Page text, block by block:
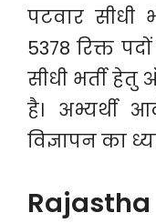
पटवार सीधी
5378 रिक्त
सीधी भर्ती
है। अभ्यर्थी
विज्ञापन का